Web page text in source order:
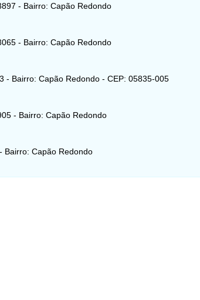
- Bairro: Capão Redondo
- Bairro: Capão Redondo
- Bairro: Capão Redondo - CEP: 05835-005
- Bairro: Capão Redondo
Bairro: Capão Redondo